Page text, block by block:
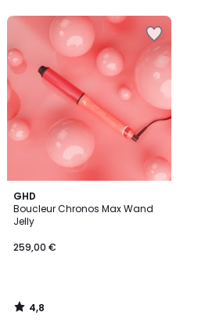
GHD
Boucleur Chronos Max Wand
Jelly
259,00 €
4,8
/ 5
4,8
/